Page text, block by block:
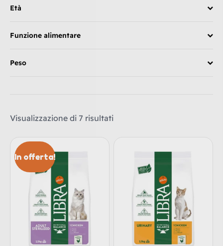
Età
Funzione alimentare
Peso
Visualizzazione di 7 risultati
In offerta!